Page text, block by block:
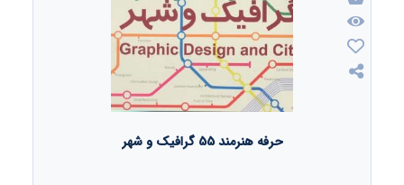
حرفه هنرمند 55 گرافیک و شهر